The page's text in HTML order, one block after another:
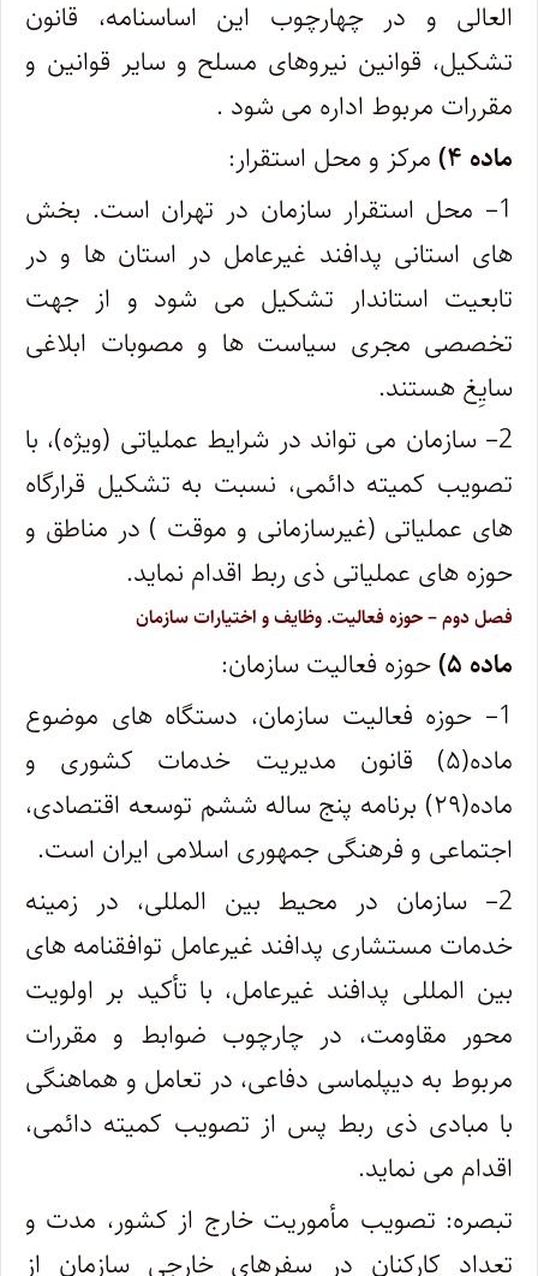
العالی و در چهارچوب این اساسنامه، قانون
تشکیل، قوانین نیروهای مسلح و سایر قوانین و
مقررات مربوط اداره می شود .
ماده ۴)
مرکز و محل استقرار:
1– محل استقرار سازمان در تهران است. بخش
های استانی پدافند غیرعامل در استان ها و در
تابعیت استاندار تشکیل می شود و از جهت
تخصصی مجری سیاست ها و مصوبات ابلاغی
سایِغ هستند.
2– سازمان می تواند در شرایط عملیاتی (ویژه)، با
تصویب کمیته دائمی، نسبت به تشکیل قرارگاه
های عملیاتی (غیرسازمانی و موقت ) در مناطق و
حوزه های عملیاتی ذی ربط اقدام نماید.
فصل دوم– حوزه فعالیت. وظایف و اختیارات سازمان
ماده ۵)
حوزه فعالیت سازمان:
1– حوزه فعالیت سازمان، دستگاه های موضوع
ماده(۵) قانون مدیریت خدمات کشوری و
ماده(۲۹) برنامه پنج ساله ششم توسعه اقتصادی،
اجتماعی و فرهنگی جمهوری اسلامی ایران است.
2– سازمان در محیط بین المللی، در زمینه
خدمات مستشاری پدافند غیرعامل توافقنامه های
بین المللی پدافند غیرعامل، با تأکید بر اولویت
محور مقاومت، در چارچوب ضوابط و مقررات
مربوط به دیپلماسی دفاعی، در تعامل و هماهنگی
با مبادی ذی ربط پس از تصویب کمیته دائمی،
اقدام می نماید.
تبصره: تصویب مأموریت خارج از کشور، مدت و
تعداد کارکنان در سفرهای خارجی سازمان از